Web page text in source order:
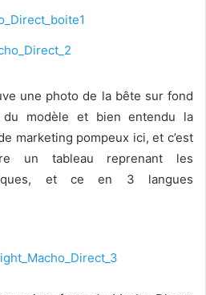
une photo de la bête sur fond
modèle et bien entendu la
marketing pompeux ici, et c’est
un tableau reprenant les
et ce en 3 langues